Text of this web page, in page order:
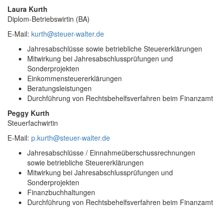
Laura Kurth
Diplom-Betriebswirtin (BA)
E-Mail: kurth@steuer-walter.de
Jahresabschlüsse sowie betriebliche Steuererklärungen
Mitwirkung bei Jahresabschlussprüfungen und
Sonderprojekten
Einkommensteuererklärungen
Beratungsleistungen
Durchführung von Rechtsbehelfsverfahren beim Finanzamt
Peggy Kurth
Steuerfachwirtin
E-Mail: p.kurth@steuer-walter.de
Jahresabschlüsse / Einnahmeüberschussrechnungen
sowie betriebliche Steuererklärungen
Mitwirkung bei Jahresabschlussprüfungen und
Sonderprojekten
Finanzbuchhaltungen
Durchführung von Rechtsbehelfsverfahren beim Finanzamt